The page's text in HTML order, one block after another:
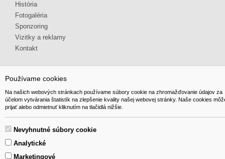
Používame cookies
Na našich webových stránkach používame súbory cookie na zhromažďovanie údajov za
účelom vytvárania štatistík na zlepšenie kvality našej webovej stránky. Naše cookies
prijať alebo odmietnuť kliknutím na tlačidlá nižšie.
Nevyhnutné súbory cookie
Analytické
Marketingové
História
Fotogaléria
Sponzoring
Vizitky a reklamy
Kontakt
© 2014 GIBOX, s.r.o. • Generuje redakčný systém YGScms •